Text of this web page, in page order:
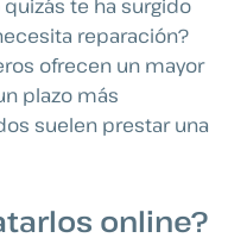
te ha surgido
reparación?
ofrecen un mayor
plazo más
suelen prestar una
online?